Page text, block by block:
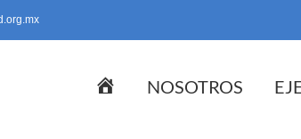
InicioNOSOTROS